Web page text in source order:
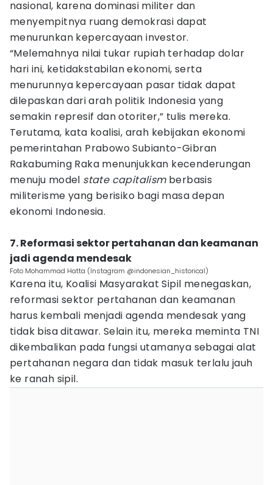
nasional, karena dominasi militer dan
menyempitnya ruang demokrasi dapat
menurunkan kepercayaan investor.
“Melemahnya nilai tukar rupiah terhadap dolar
hari ini, ketidakstabilan ekonomi, serta
menurunnya kepercayaan pasar tidak dapat
dilepaskan dari arah politik Indonesia yang
semakin represif dan otoriter,” tulis mereka.
Terutama, kata koalisi, arah kebijakan ekonomi
pemerintahan Prabowo Subianto-Gibran
Rakabuming Raka menunjukkan kecenderungan
menuju model state capitalismberbasis
militerisme yang berisiko bagi masa depan
ekonomi Indonesia.
7. Reformasi sektor pertahanan dan keamanan
jadi agenda mendesak
Foto Mohammad Hatta (Instagram @indonesian_historical)
Karena itu, Koalisi Masyarakat Sipil menegaskan,
reformasi sektor pertahanan dan keamanan
harus kembali menjadi agenda mendesak yang
tidak bisa ditawar. Selain itu, mereka meminta TNI
dikembalikan pada fungsi utamanya sebagai alat
pertahanan negara dan tidak masuk terlalu jauh
ke ranah sipil.